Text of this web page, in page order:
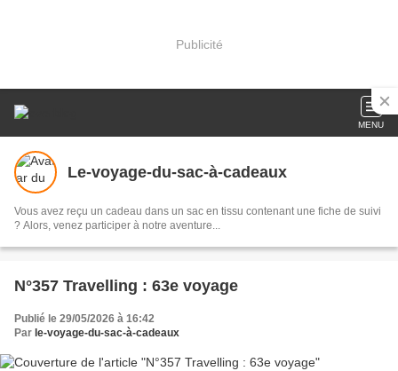
Publicité
MENU
Le-voyage-du-sac-à-cadeaux
Vous avez reçu un cadeau dans un sac en tissu contenant une fiche de suivi
? Alors, venez participer à notre aventure...
N°357 Travelling : 63e voyage
Publié le 29/05/2026 à 16:42
Par le-voyage-du-sac-à-cadeaux